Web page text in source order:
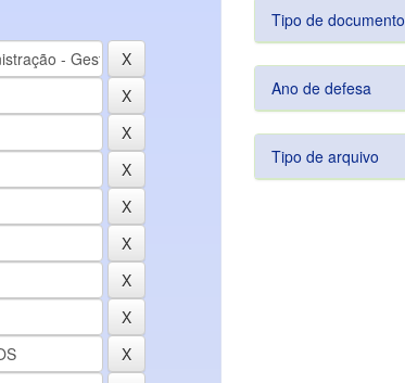
Tipo de documento
Ano de defesa
Tipo de arquivo